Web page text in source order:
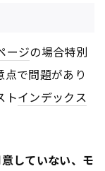
ージの場合特別
で問題があり
トインデックス
していない、モ